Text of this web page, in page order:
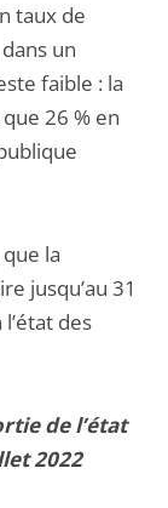
taux de
un
faible : la
26 % en
la
jusqu’au 31
des
de l’état
2022